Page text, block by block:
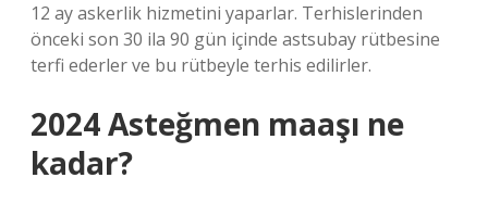
12 ay askerlik hizmetini yaparlar. Terhislerinden
önceki son 30 ila 90 gün içinde astsubay rütbesine
terfi ederler ve bu rütbeyle terhis edilirler.
2024 Asteğmen maaşı ne
kadar?